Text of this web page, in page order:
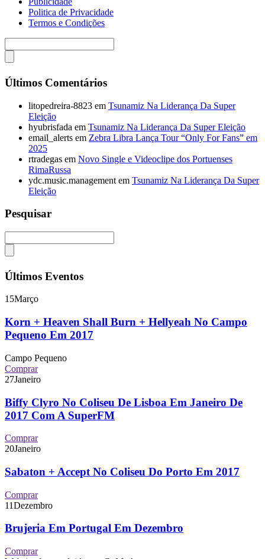
Politica de Privacidade
Termos e Condições
Últimos Comentários
litopedreira-8823 em Tsunamiz Na Liderança Da Super
Eleição
hyubrisfada em Tsunamiz Na Liderança Da Super Eleição
email_alerts em Zebra Libra Lança Tour “Only For Fans” em
2025
rtradegas em Novo Single e Videoclipe dos Portuenses
RimaRussa
ydc.music.management em Tsunamiz Na Liderança Da Super
Eleição
Pesquisar
Últimos Eventos
15Março
Korn + Heaven Shall Burn + Hellyeah No Campo
Pequeno Em 2017
Campo Pequeno
Comprar
27Janeiro
Biffy Clyro No Coliseu De Lisboa Em Janeiro De
2017 Com A SuperFM
Comprar
20Janeiro
Sabaton + Accept No Coliseu Do Porto Em 2017
Comprar
11Dezembro
Brujeria Em Portugal Em Dezembro
Comprar